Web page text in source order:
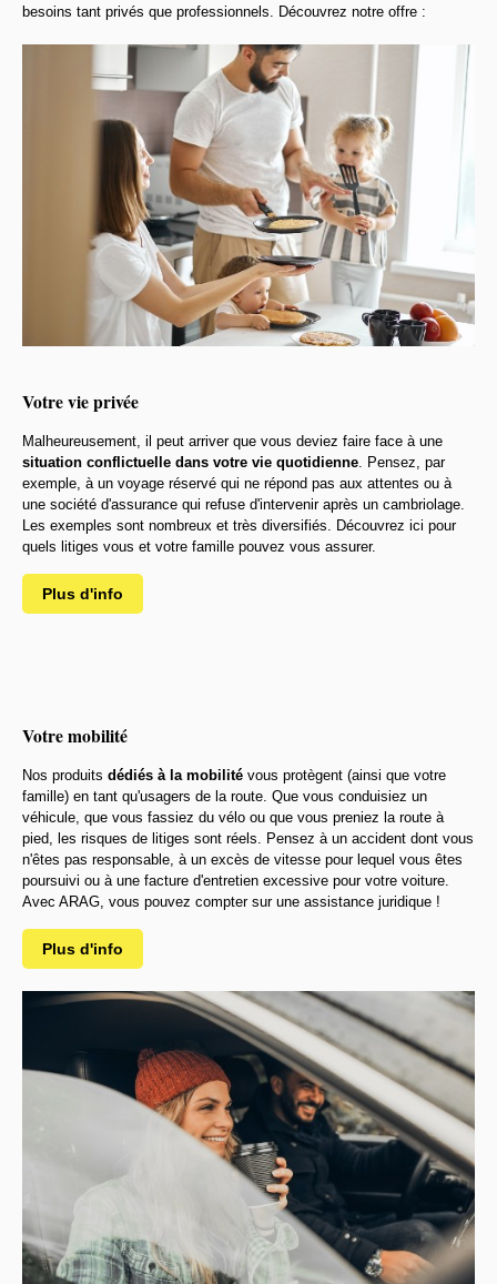
besoins tant privés que professionnels. Découvrez notre offre :
Votre vie privée
Malheureusement, il peut arriver que vous deviez faire face à une
situation conflictuelle dans votre vie quotidienne . Pensez, par
exemple, à un voyage réservé qui ne répond pas aux attentes ou à
une société d'assurance qui refuse d'intervenir après un cambriolage.
Les exemples sont nombreux et très diversifiés. Découvrez ici pour
quels litiges vous et votre famille pouvez vous assurer.
Plus d'info
Votre mobilité
Nos produits dédiés à la mobilité vous protègent (ainsi que votre
famille) en tant qu'usagers de la route. Que vous conduisiez un
véhicule, que vous fassiez du vélo ou que vous preniez la route à
pied, les risques de litiges sont réels. Pensez à un accident dont vous
n'êtes pas responsable, à un excès de vitesse pour lequel vous êtes
poursuivi ou à une facture d'entretien excessive pour votre voiture.
Avec ARAG, vous pouvez compter sur une assistance juridique !
Plus d'info